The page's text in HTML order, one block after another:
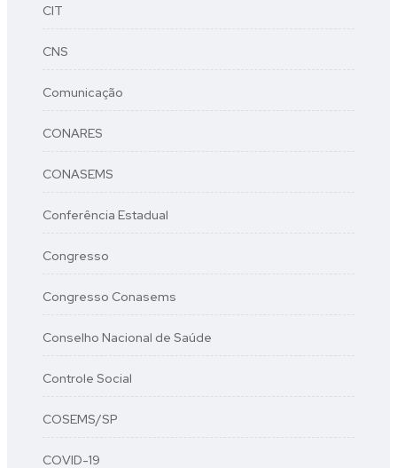
CIT
CNS
Comunicação
CONARES
CONASEMS
Conferência Estadual
Congresso
Congresso Conasems
Conselho Nacional de Saúde
Controle Social
COSEMS/SP
COVID-19